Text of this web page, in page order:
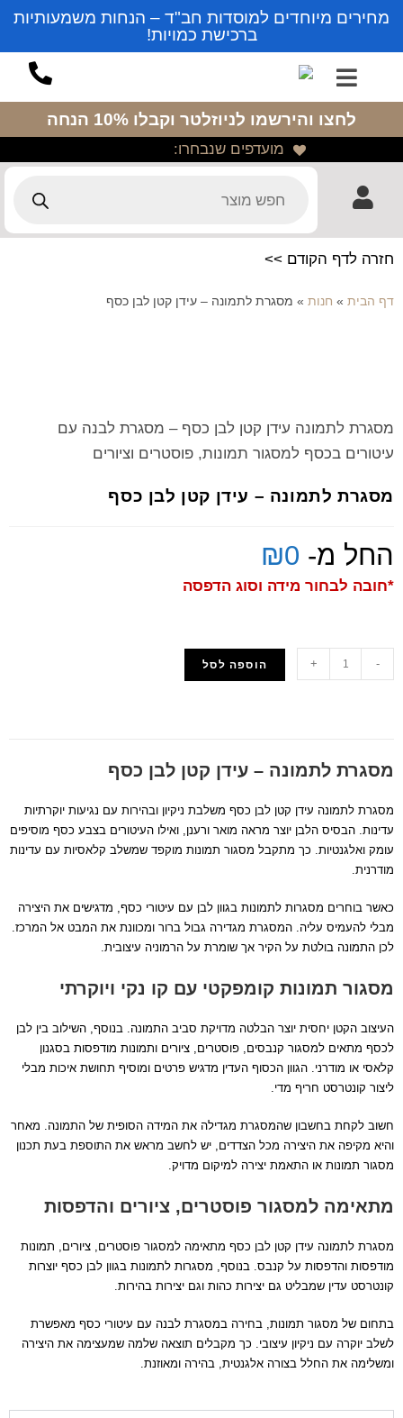
מחירים מיוחדים למוסדות חב"ד – הנחות משמעותיות
ברכישת כמויות!
לחצו והירשמו לניוזלטר וקבלו 10% הנחה
מועדפים שנבחרו:
חזרה לדף הקודם >>
דף הבית » חנות » מסגרת לתמונה – עידן קטן לבן כסף
מסגרת לתמונה עידן קטן לבן כסף – מסגרת לבנה עם
עיטורים בכסף למסגור תמונות, פוסטרים וציורים
מסגרת לתמונה – עידן קטן לבן כסף
החל מ- ₪0
*חובה לבחור מידה וסוג הדפסה
-
+ הוספה לסל
מסגרת לתמונה – עידן קטן לבן כסף
מסגרת לתמונה עידן קטן לבן כסף משלבת ניקיון ובהירות עם נגיעות יוקרתיות
עדינות. הבסיס הלבן יוצר מראה מואר ורענן, ואילו העיטורים בצבע כסף מוסיפים
עומק ואלגנטיות. כך מתקבל מסגור תמונות מוקפד שמשלב קלאסיות עם עדינות
מודרנית.
כאשר בוחרים מסגרות לתמונות בגוון לבן עם עיטורי כסף, מדגישים את היצירה
מבלי להעמיס עליה. המסגרת מגדירה גבול ברור ומכוונת את המבט אל המרכז.
לכן התמונה בולטת על הקיר אך שומרת על הרמוניה עיצובית.
מסגור תמונות קומפקטי עם קו נקי ויוקרתי
העיצוב הקטן יחסית יוצר הבלטה מדויקת סביב התמונה. בנוסף, השילוב בין לבן
לכסף מתאים למסגור קנבסים, פוסטרים, ציורים ותמונות מודפסות בסגנון
קלאסי או מודרני. הגוון הכסוף העדין מדגיש פרטים ומוסיף תחושת איכות מבלי
ליצור קונטרסט חריף מדי.
חשוב לקחת בחשבון שהמסגרת מגדילה את המידה הסופית של התמונה. מאחר
והיא מקיפה את היצירה מכל הצדדים, יש לחשב מראש את התוספת בעת תכנון
מסגור תמונות או התאמת יצירה למיקום מדויק.
מתאימה למסגור פוסטרים, ציורים והדפסות
מסגרת לתמונה עידן קטן לבן כסף מתאימה למסגור פוסטרים, ציורים, תמונות
מודפסות והדפסות על קנבס. בנוסף, מסגרות לתמונות בגוון לבן כסף יוצרות
קונטרסט עדין שמבליט גם יצירות כהות וגם יצירות בהירות.
בתחום של מסגור תמונות, בחירה במסגרת לבנה עם עיטורי כסף מאפשרת
לשלב יוקרה עם ניקיון עיצובי. כך מקבלים תוצאה שלמה שמעצימה את היצירה
ומשלימה את החלל בצורה אלגנטית, בהירה ומאוזנת.